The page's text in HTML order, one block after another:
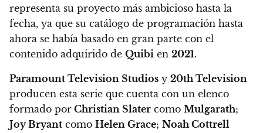
representa su proyecto más ambicioso hasta la
fecha, ya que su catálogo de programación hasta
ahora se había basado en gran parte con el
contenido adquirido de Quibi en 2021.
Paramount Television Studios y 20th Television
producen esta serie que cuenta con un elenco
formado por Christian Slater como Mulgarath;
Joy Bryant como Helen Grace; Noah Cottrell